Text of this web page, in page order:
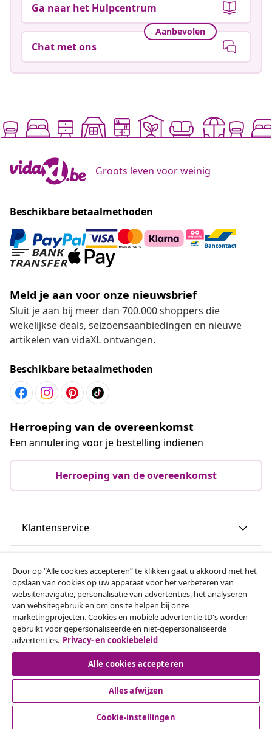
Ga naar het Hulpcentrum
Aanbevolen
Chat met ons
Groots leven voor weinig
Beschikbare betaalmethoden
Meld je aan voor onze nieuwsbrief
Sluit je aan bij meer dan 700.000 shoppers die
wekelijkse deals, seizoensaanbiedingen en nieuwe
artikelen van vidaXL ontvangen.
Beschikbare betaalmethoden
Herroeping van de overeenkomst
Een annulering voor je bestelling indienen
Herroeping van de overeenkomst
Klantenservice
vidaXL
Ontdek meer
© 2008-2026 vidaxl.be is een website van vidaXL Marketplace
Door op “Alle cookies accepteren” te klikken gaat u akkoord met het
opslaan van cookies op uw apparaat voor het verbeteren van
websitenavigatie, personalisatie van advertenties, het analyseren
van websitegebruik en om ons te helpen bij onze
marketingprojecten. Cookies en mobiele advertentie-ID's worden
gebruikt voor gepersonaliseerde en niet-gepersonaliseerde
advertenties. Privacy- en cookiebeleid
Alle cookies accepteren
Alles afwijzen
Cookie-instellingen